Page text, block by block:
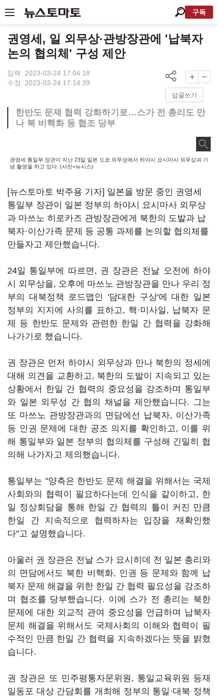
구독
권영세, 일 외무상·관방장관에 '납북자
논의 협의체' 구성 제안
입력: 2023-03-24 17:04:18
수정: 2023-03-24 17:14:39
답글쓰기
한반도 문제 협력 강화하기로…스가 전 총리도 만
나 북 비핵화 등 협조 당부
권영세 통일부 장관이 지난 23일 일본 도쿄 외무성에서 하야시 요시마사 외무상과 기
념 촬영을 하고 있다. (사진=뉴시스)
[뉴스토마토 박주용 기자] 일본을 방문 중인 권영세
통일부 장관이 일본 정부의 하야시 요시마사 외무상
과 마쓰노 히로카즈 관방장관에게 북한의 도발과 납
북자·이산가족 문제 등 공통 과제를 논의할 협의체를
만들자고 제안했습니다.
24일 통일부에 따르면, 권 장관은 전날 오전에 하야
시 외무상을, 오후에 마쓰노 관방장관을 만나 우리 정
부의 대북정책 로드맵인 '담대한 구상'에 대한 일본
정부의 지지에 사의를 표하고, 핵·미사일, 납북자 문
제 등 한반도 문제와 관련한 한일 간 협력을 강화해
나가기로 했습니다.
권 장관은 먼저 하야시 외무상과 만나 북한의 정세에
대해 의견을 교환하고, 북한의 도발이 지속되고 있는
상황에서 한일 간 협력의 중요성을 강조하며 통일부
와 일본 외무성 간 협의 채널을 제안했습니다. 그는
또 마쓰노 관방장관과의 면담에선 납북자, 이산가족
등 인권 문제에 대한 공조 의지를 확인하고, 이를 위
해 통일부와 일본 정부의 협의체를 구성해 긴밀히 협
의해 나가자고 제의했습니다.
통일부는 "양측은 한반도 문제 해결을 위해서는 국제
사회와의 협력이 필요하다는데 인식을 같이하고, 한
일 정상회담을 통해 한일 간 협력의 틀이 커진 만큼
한일 간 지속적으로 협력하자는 입장을 재확인했
다"고 설명했습니다.
아울러 권 장관은 전날 스가 요시히데 전 일본 총리와
의 면담에서도 북한 비핵화, 인권 등 문제와 함께 납
북자 문제 해결을 위한 한일 간 협력 필요성을 강조하
며 협조를 당부했습니다. 이에 스가 전 총리는 북한
문제에 대한 외교적 관여 중요성을 언급하며 납북자
문제 해결을 위해서도 국제사회의 이해와 협력이 필
수적인 만큼 한일 간 협력을 지속하겠다는 뜻을 밝혔
습니다.
권 장관은 또 민주평통자문위원, 통일교육위원 등재
일동포 대상 간담회를 개최해 정부의 통일·대북 정책